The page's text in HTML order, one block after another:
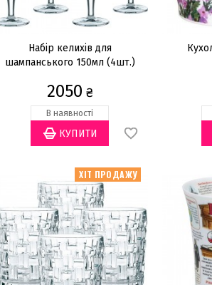
Набір келихів для
шампанського 150мл (4шт.)
2050 ₴
В наявності
ХІТ ПРОДАЖУ